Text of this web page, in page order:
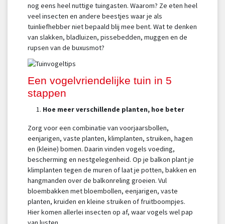
nog eens heel nuttige tuingasten. Waarom? Ze eten heel
veel insecten en andere beestjes waar je als
tuinliefhebber niet bepaald blij mee bent. Wat te denken
van slakken, bladluizen, pissebedden, muggen en de
rupsen van de buxusmot?
Een vogelvriendelijke tuin in 5
stappen
Hoe meer verschillende planten, hoe beter
Zorg voor een combinatie van voorjaarsbollen,
eenjarigen, vaste planten, klimplanten, struiken, hagen
en (kleine) bomen. Daarin vinden vogels voeding,
bescherming en nestgelegenheid. Op je balkon plant je
klimplanten tegen de muren of laat je potten, bakken en
hangmanden over de balkonreling groeien. Vul
bloembakken met bloembollen, eenjarigen, vaste
planten, kruiden en kleine struiken of fruitboompjes.
Hier komen allerlei insecten op af, waar vogels wel pap